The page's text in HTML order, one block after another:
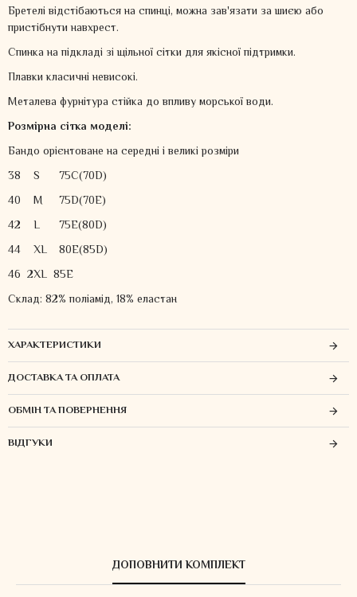
Бретелі відстібаються на спинці, можна зав'язати за шиєю або
пристібнути навхрест.
Спинка на підкладі зі щільної сітки для якісної підтримки.
Плавки класичні невисокі.
Металева фурнітура стійка до впливу морської води.
Розмірна сітка моделі:
Бандо орієнтоване на середні і великі розміри
38
S
75C(70D)
40
M
75D(70E)
42
L
75E(80D)
44
XL
80E(85D)
46 2XL 85E
Склад: 82% поліамід, 18% еластан
ХАРАКТЕРИСТИКИ
ДОСТАВКА ТА ОПЛАТА
ОБМІН ТА ПОВЕРНЕННЯ
ВІДГУКИ
ДОПОВНИТИ КОМПЛЕКТ